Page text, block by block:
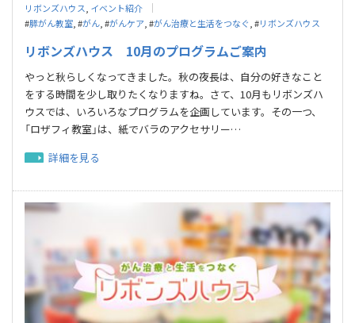
リボンズハウス イベント紹介
#膵がん教室 , #がん , #がんケア , #がん治療と生活をつなぐ , #リボンズハウス
リボンズハウス 10月のプログラムご案内
やっと秋らしくなってきました。秋の夜長は、自分の好きなこと
をする時間を少し取りたくなりますね。さて、10月もリボンズハ
ウスでは、いろいろなプログラムを企画しています。その一つ、
「ロザフィ教室」は、紙でバラのアクセサリー…
詳細を見る